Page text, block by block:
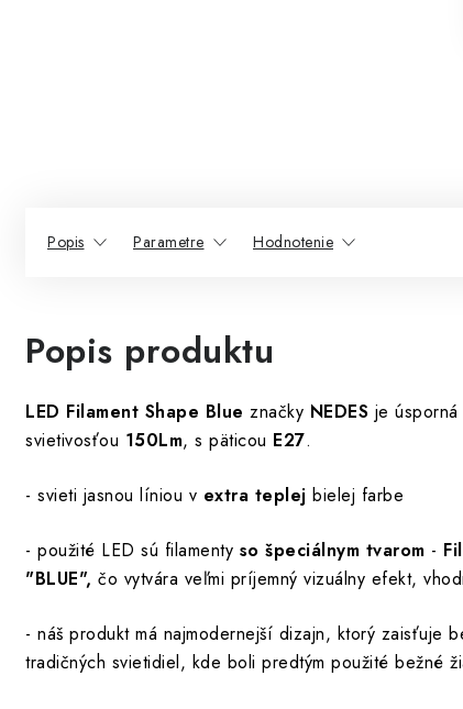
Popis Parametre Hodnotenie
Popis produktu
LED Filament Shape Blue značky NEDES je
svietivosťou 150Lm, s päticou E27.
- svieti jasnou líniou v extra teplej bielej farbe
- použité LED sú filamenty so špeciálnym tvarom -
"BLUE", čo vytvára veľmi príjemný vizuálny efekt,
- náš produkt má najmodernejší dizajn, ktorý zaisťuje
tradičných svietidiel, kde boli predtým použité bežné